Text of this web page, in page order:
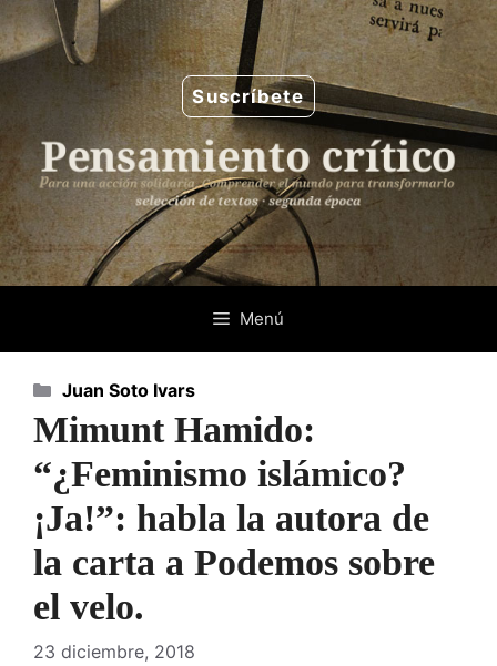
Saltar
al
contenido
Suscríbete
Menú
Mimunt Hamido:
“¿Feminismo islámico?
¡Ja!”: habla la autora de
la carta a Podemos sobre
el velo.
23 diciembre, 2018
Categorías
Juan Soto Ivars